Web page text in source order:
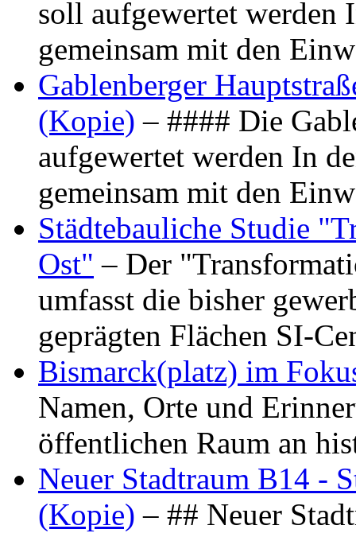
soll aufgewertet werden
gemeinsam mit den
Gablenberger
(Kopie) – #### Die
aufgewertet werden In
gemeinsam mit den
Städtebauliche Studie
Ost" – Der
umfasst die bisher
geprägten Flächen SI-
Bismarck(platz) im
Namen, Orte und
öffentlichen Raum an
Neuer Stadtraum B14 -
(Kopie) – ## Neuer